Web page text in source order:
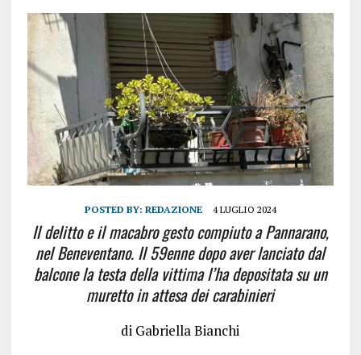
POSTED BY: REDAZIONE 4 LUGLIO 2024
Il delitto e il macabro gesto compiuto a Pannarano,
nel Beneventano. Il 59enne dopo aver lanciato dal
balcone la testa della vittima l’ha depositata su un
muretto in attesa dei carabinieri
di Gabriella Bianchi